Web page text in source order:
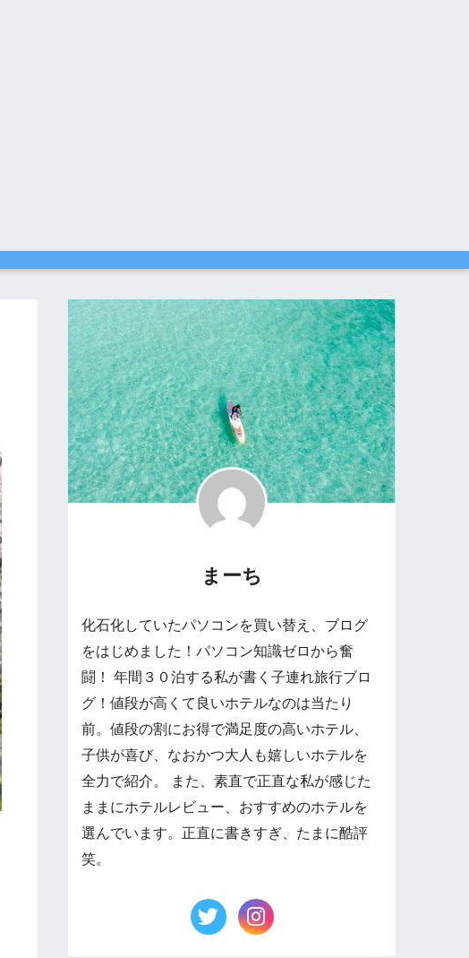
まーち
化石化していたパソコンを買い替え、ブログ
をはじめました！パソコン知識ゼロから奮
闘！ 年間３０泊する私が書く子連れ旅行ブロ
グ！値段が高くて良いホテルなのは当たり
前。値段の割にお得で満足度の高いホテル、
子供が喜び、なおかつ大人も嬉しいホテルを
全力で紹介。 また、素直で正直な私が感じた
ままにホテルレビュー、おすすめのホテルを
選んでいます。正直に書きすぎ、たまに酷評
笑。